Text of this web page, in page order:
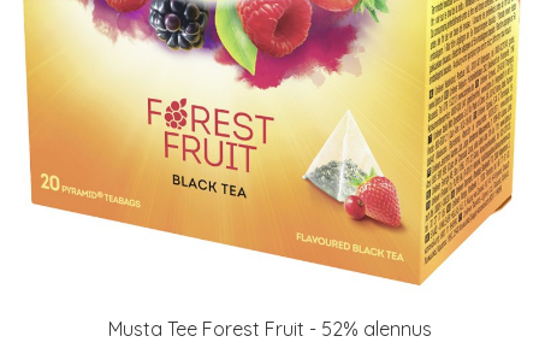
Musta Tee Forest Fruit - 52% alennus